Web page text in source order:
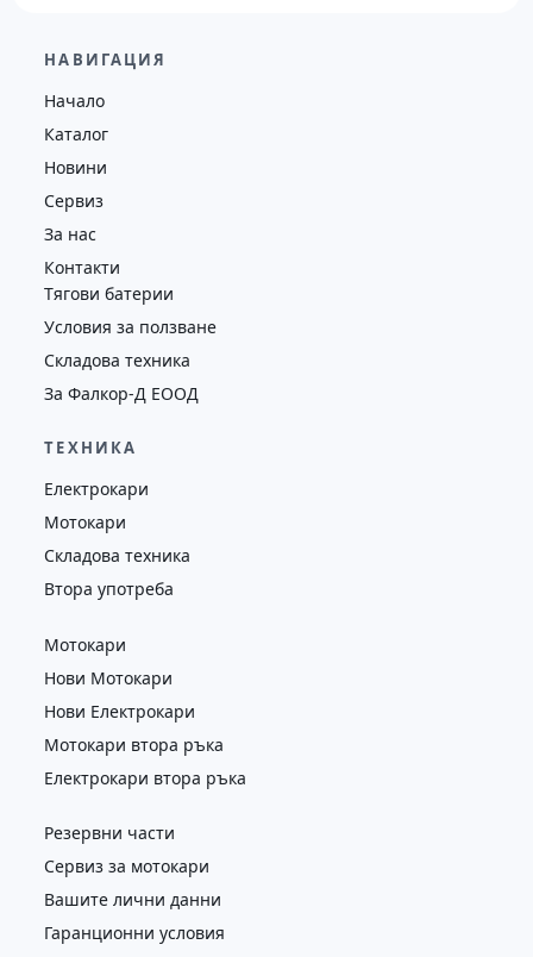
4130
НАВИГАЦИЯ
Начало
Каталог
Новини
Сервиз
За нас
Контакти
Тягови батерии
Условия за ползване
Складова техника
За Фалкор-Д ЕООД
ТЕХНИКА
Електрокари
Мотокари
Складова техника
Втора употреба
Мотокари
Нови Мотокари
Нови Електрокари
Мотокари втора ръка
Електрокари втора ръка
Резервни части
Сервиз за мотокари
Вашите лични данни
Гаранционни условия